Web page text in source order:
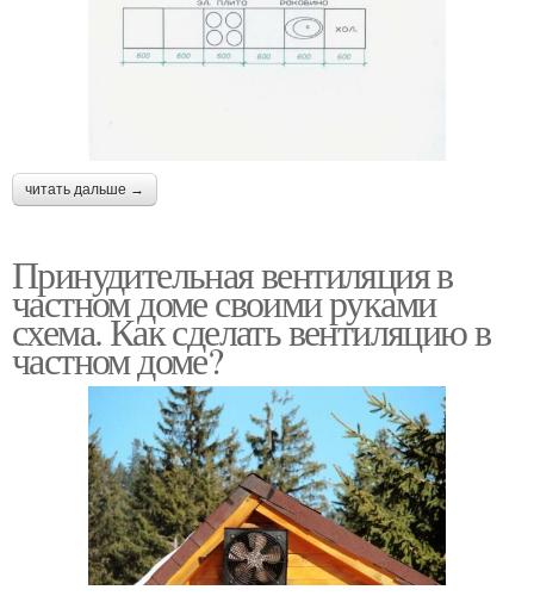
читать дальше →
Принудительная вентиляция в
частном доме своими руками
схема. Как сделать вентиляцию в
частном доме?